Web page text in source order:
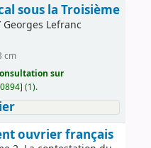
sous la Troisième
Lefranc
cm
sur
(1).
ouvrier français